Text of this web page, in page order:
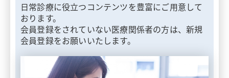
日常診療に役立つコンテンツを豊富にご用意して
おります。
会員登録をされていない医療関係者の方は、新規
会員登録をお願いいたします。